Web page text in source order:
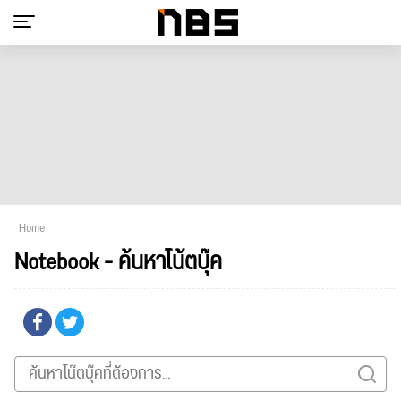
Home
Notebook - ค้นหาโน้ตบุ๊ค